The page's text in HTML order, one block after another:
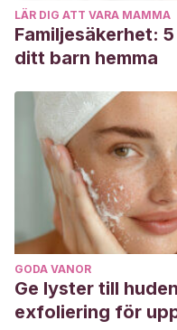
LÄR DIG ATT VARA MAMMA
Familjesäkerhet:
ditt barn hemma
GODA VANOR
Ge lyster till
exfoliering för